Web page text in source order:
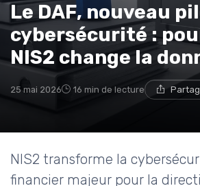
Le DAF, nouveau
cybersécurité :
NIS2 change la
25 mai 2026 16 min de lecture
NIS2 transforme la
financier majeur pour la